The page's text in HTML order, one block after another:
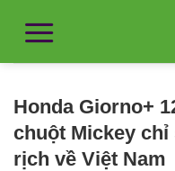
Honda Giorno+
chuột Mickey chỉ
rịch về Việt Nam